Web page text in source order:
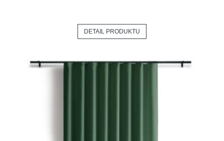
DETAIL PRODUKTU